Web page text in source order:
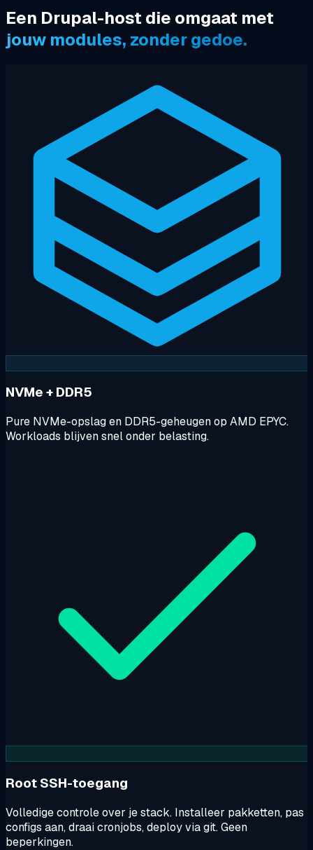
Een Drupal-host die omgaat met
jouw modules, zonder gedoe.
NVMe + DDR5
Pure NVMe-opslag en DDR5-geheugen op AMD EPYC.
Workloads blijven snel onder belasting.
Root SSH-toegang
Volledige controle over je stack. Installeer pakketten, pas
configs aan, draai cronjobs, deploy via git. Geen
beperkingen.